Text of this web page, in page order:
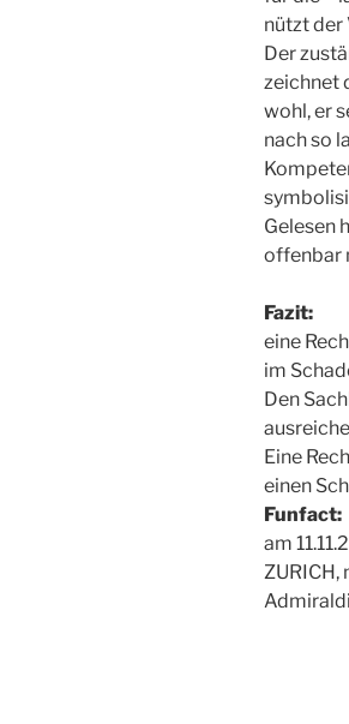
nützt der
Der
zeichnet
wohl, er
nach so
Gelesen
offenbar
Fazit:
eine
im
Den
Eine
einen
Funfact:
am